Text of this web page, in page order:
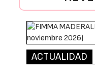
ACTUALIDAD